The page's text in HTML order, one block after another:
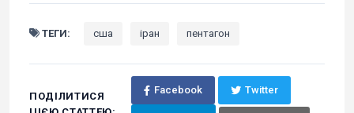
ТЕГИ: сша іран пентагон
ПОДІЛИТИСЯ
Facebook Twitter